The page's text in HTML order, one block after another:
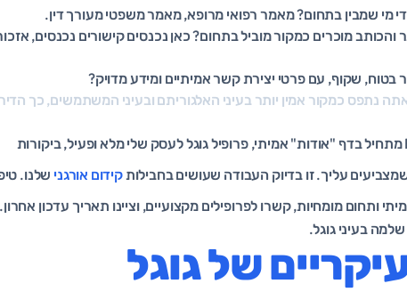
מי שמבין בתחום? מאמר רפואי מרופא, מאמר משפטי מעורך דין.
מוכרים כמקור מוביל בתחום? כאן נכנסים קישורים נכנסים,
נתפס כמקור אמין יותר בעיני האלגוריתם ובעיני המשתמשים, כך
בשביל עסקים מקומיים בישראל, חיזוק E-E-A-T מתחיל בדף "אודות" אמיתי, פרופיל גוגל לעסק שלי מלא ופעיל, ביקורות
עליך. זו בדיוק העבודה שעושים בחבילותקידום אורגני שלנו.
מומחיות, קשרו לפרופילים מקצועיים, וציינו תאריך עדכון אחרון.
בעיני גוגל.
של גוגל